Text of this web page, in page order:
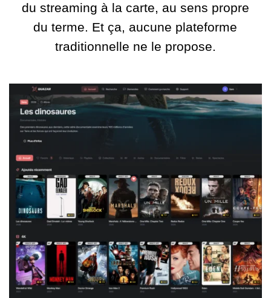
du streaming à la carte, au sens propre
du terme. Et ça, aucune plateforme
traditionnelle ne le propose.